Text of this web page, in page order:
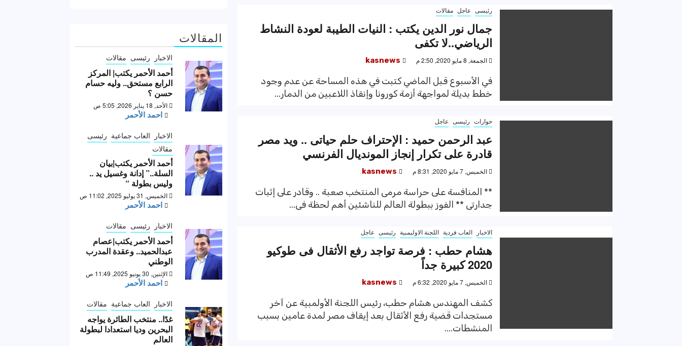
رئيسى عاجل مقالات
جمال نور الدين يكتب : النيات الطيبة لعودة النشاط
الرياضي..لا تكفى
الجمعة, 8 مايو 2020, 2:50 م kasnews
في الأسبوع قبل الماضي كتبت في هذه المساحة عن عدم وجود
خطط بديلة لمواجهة أزمة كورونا وإنقاذ اللاعبين من الدمار...
حوارات رئيسى عاجل
عبد الرحمن حميد : الإحتراف حلم حياتى .. ويد مصر
قادرة على تكرار إنجاز المونديال الفرنسي
الخميس, 7 مايو 2020, 8:31 م kasnews
** المنافسة على حراسة مرمى المنتخب صعبة .. وقادر على إثبات
جدارتى ** الفوز ببطولة العالم للناشئين أهم لحظة فى...
الاخبار العاب فردية اللجنة الاوليمبية رئيسى عاجل
هشام حطب : فرصة تواجد رفع الأثقال فى طوكيو
2020 كبيرة جداً
الخميس, 7 مايو 2020, 6:32 م kasnews
كشف المهندس هشام حطب، رئيس اللجنة الأولمبية عن آخر
مستجدات قضية رفع الأثقال بعد إيقاف مصر لمدة عامين بسبب
المنشطات....
المقالات
الاخبار رئيسى مقالات
أحمد الأحمر يكتب| المركز
الرابع مستحق.. وليه حسام
حسن ؟
الأحد, 18 يناير 2026, 5:05 ص
احمد الأحمر
الاخبار العاب جماعية رئيسى
مقالات
أحمد الأحمر يكتب|بيان
السلة..” إدانة وغسيل يد ..
وليس بطولة “
الخميس, 31 يوليو 2025, 11:02 ص
احمد الأحمر
الاخبار رئيسى مقالات
أحمد الأحمر يكتب|عصام
عبدالحميد.. وعقدة المدرب
الوطني
الإثنين, 30 يونيو 2025, 11:49 ص
احمد الأحمر
الاخبار العاب جماعية مقالات
غدًا.. منتخب الطائرة يواجه
البحرين وديا استعدادا لبطولة
العالم